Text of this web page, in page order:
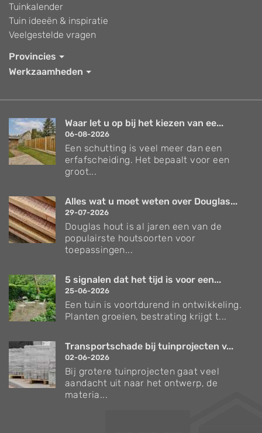
Tuinkalender
Tuin ideeën & inspiratie
Veelgestelde vragen
Provincies
Werkzaamheden
Waar let u op bij het kiezen van ee...
06-08-2026
Een schutting is veel meer dan een
erfafscheiding. Het bepaalt voor een
groot...
Alles wat u moet weten over Douglas...
29-07-2026
Douglas hout is al jaren een van de
populairste houtsoorten voor
toepassingen...
5 signalen dat het tijd is voor een...
25-06-2026
Een tuin is voortdurend in ontwikkeling.
Planten groeien, bestrating krijgt t...
Transportschade bij tuinprojecten v...
02-06-2026
Bij grotere tuinprojecten gaat veel
aandacht uit naar het ontwerp, de
materia...